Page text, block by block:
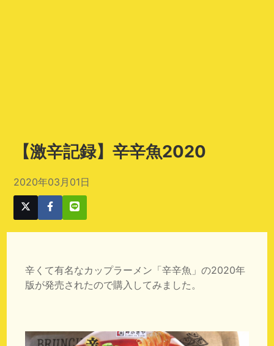
【激辛記録】辛辛魚2020
2020年03月01日
辛くて有名なカップラーメン「辛辛魚」の2020年
版が発売されたので購入してみました。